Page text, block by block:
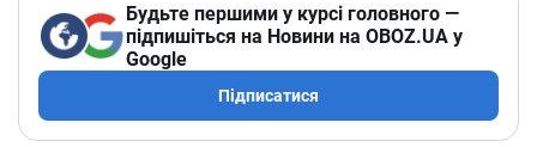
Будьте першими у курсі головного —
підпишіться на Новини на OBOZ.UA у
Google
Підписатися